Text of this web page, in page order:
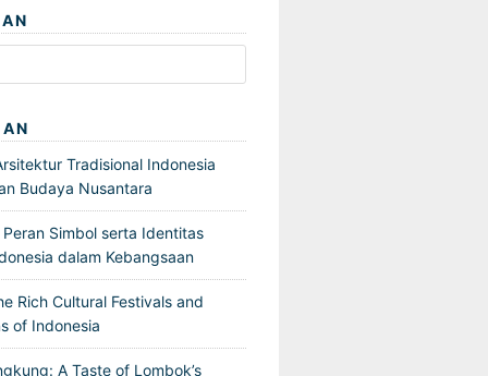
Tradisional Indonesia
Budaya Nusantara
Simbol serta Identitas
dalam Kebangsaan
Rich Cultural Festivals and
of Indonesia
A Taste of Lombok’s